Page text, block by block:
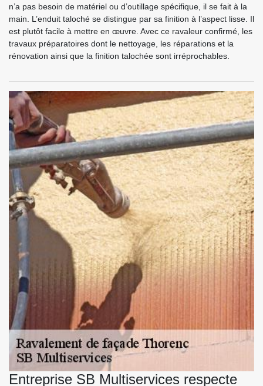
n’a pas besoin de matériel ou d’outillage spécifique, il se fait à la
main. L’enduit taloché se distingue par sa finition à l’aspect lisse. Il
est plutôt facile à mettre en œuvre. Avec ce ravaleur confirmé, les
travaux préparatoires dont le nettoyage, les réparations et la
rénovation ainsi que la finition talochée sont irréprochables.
Entreprise SB Multiservices respecte